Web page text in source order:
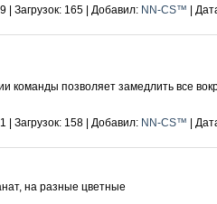
| Загрузок: 165 | Добавил: NN-CS™ |
команды позволяет замедлить все
| Загрузок: 158 | Добавил: NN-CS™ |
на разные цветные